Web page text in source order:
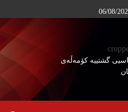
06/08/
گشتییە کۆمەڵەی